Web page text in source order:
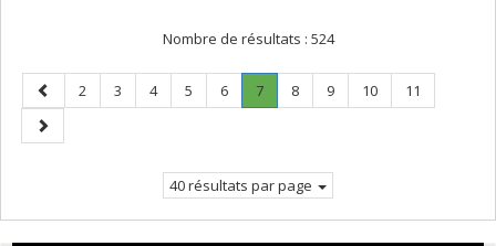
Nombre de résultats : 524
Page
précédente
Page
2 Page
3 Page
4 Page
5 Page
6 Page
7.
Page
Page
8 Page
9 Page
10 Page
11
Page
suivante
40 résultats par page